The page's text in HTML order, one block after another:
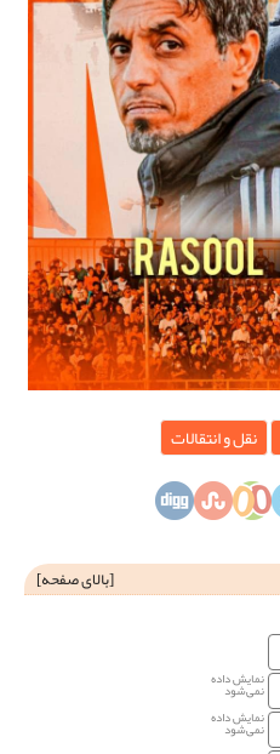
نقل و انتقالات
[بالای صفحه]
نمایش داده
نمی‌شود
نمایش داده
نمی‌شود